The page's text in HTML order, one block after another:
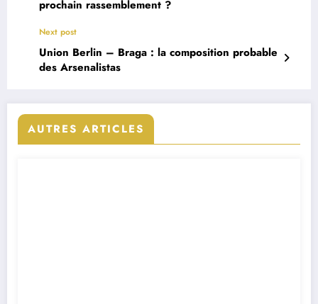
prochain rassemblement ?
Next post
Union Berlin – Braga : la composition probable
des Arsenalistas
AUTRES ARTICLES